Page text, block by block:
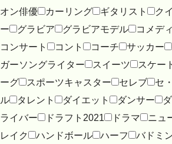
オン俳優
カーリング ギタリスト ク
ー
グラビア グラビアモデル コメディ
コンサート
コント コーチ サッカー
ガーソングライター
スイーツ スケー
ーグ
スポーツキャスター セレブ セ
ル
タレント ダイエット ダンサー
ライバー
ドラフト2021 ドラマ ニュ
レイク
ハンドボール ハーフ バドミ